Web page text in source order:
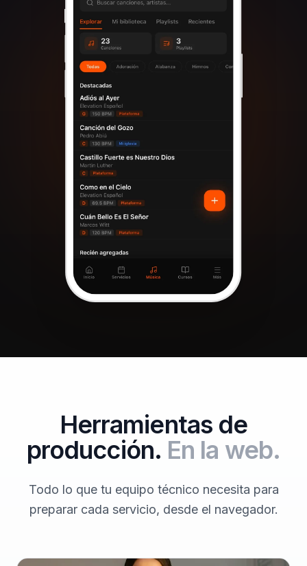
Herramientas de
producción. En la web.
Todo lo que tu equipo técnico necesita para
preparar cada servicio, desde el navegador.